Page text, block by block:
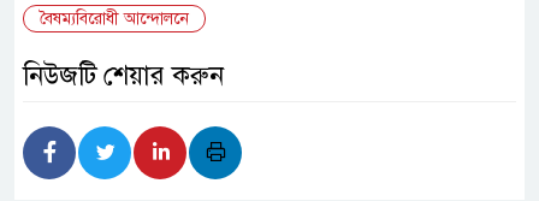
বৈষম্যবিরোধী আন্দোলনে
নিউজটি শেয়ার করুন